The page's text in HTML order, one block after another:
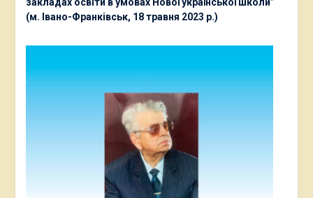
(м. Івано-Франківськ, 18 травня 2023 р.)